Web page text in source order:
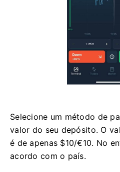
Selecione um método de
valor do seu depósito. O
é de apenas $10/€10. No
acordo com o país.